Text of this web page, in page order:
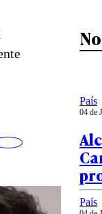
País
04 de
País